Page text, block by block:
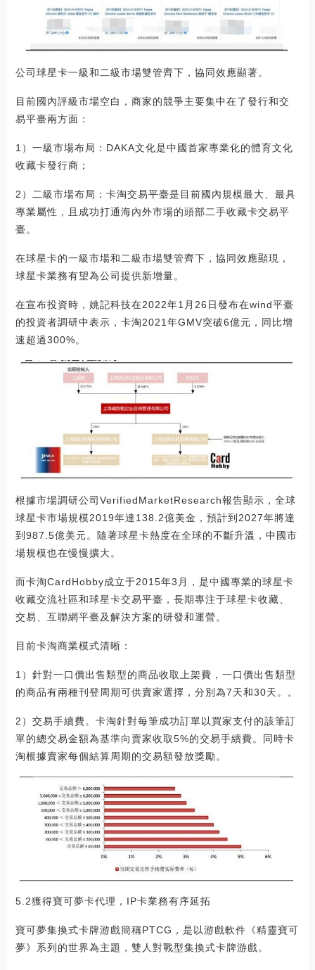
公司球星卡一級和二級市場雙管齊下，協同效應顯著。
目前國內評級市場空白，商家的競爭主要集中在了發行和交
易平臺兩方面：
1）一級市場布局：DAKA文化是中國首家專業化的體育文化
收藏卡發行商；
2）二級市場布局：卡淘交易平臺是目前國內規模最大、最具
專業屬性，且成功打通海內外市場的頭部二手收藏卡交易平
臺。
在球星卡的一級市場和二級市場雙管齊下，協同效應顯現，
球星卡業務有望為公司提供新增量。
在宣布投資時，姚記科技在2022年1月26日發布在wind平臺
的投資者調研中表示，卡淘2021年GMV突破6億元，同比增
速超過300%。
根據市場調研公司VerifiedMarketResearch報告顯示，全球
球星卡市場規模2019年達138.2億美金，預計到2027年將達
到987.5億美元。隨著球星卡熱度在全球的不斷升溫，中國市
場規模也在慢慢擴大。
而卡淘CardHobby成立于2015年3月，是中國專業的球星卡
收藏交流社區和球星卡交易平臺，長期專注于球星卡收藏、
交易、互聯網平臺及解決方案的研發和運營。
目前卡淘商業模式清晰：
1）針對一口價出售類型的商品收取上架費，一口價出售類型
的商品有兩種刊登周期可供賣家選擇，分別為7天和30天。。
2）交易手續費。卡淘針對每筆成功訂單以買家支付的該筆訂
單的總交易金額為基準向賣家收取5%的交易手續費。同時卡
淘根據賣家每個結算周期的交易額發放獎勵。
5.2獲得寶可夢卡代理，IP卡業務有序延拓
寶可夢集換式卡牌游戲簡稱PTCG，是以游戲軟件《精靈寶可
夢》系列的世界為主題，雙人對戰型集換式卡牌游戲。